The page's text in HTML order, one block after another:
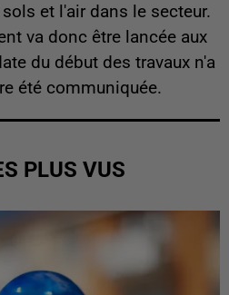
et l'air dans le secteur.
va donc être lancée aux
du début des travaux n'a
été communiquée.
PLUS VUS